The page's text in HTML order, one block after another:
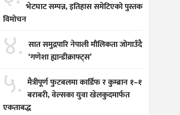
भेटघाट सम्पन्न, इतिहास समेटिएको पुस्तक
विमोचन
४. सात समुद्रपारि नेपाली मौलिकता जोगाउँदै
‘गणेशा ह्यान्डीक्राफ्ट्स’
५. मैत्रीपूर्ण फुटबलमा कार्डिफ र कुम्ब्रान १–१
बराबरी, वेल्सका युवा खेलकुदमार्फत
एकताबद्ध